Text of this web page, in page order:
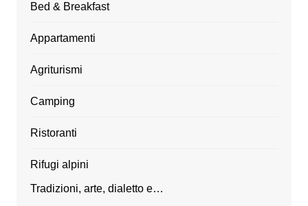
Bed & Breakfast
Appartamenti
Agriturismi
Camping
Ristoranti
Rifugi alpini
Tradizioni, arte, dialetto e…